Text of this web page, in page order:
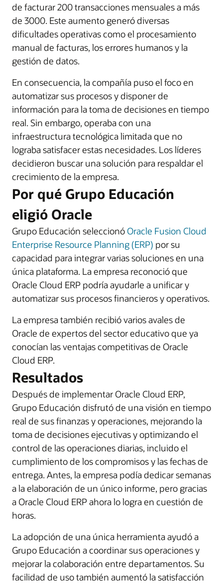
de facturar 200 transacciones mensuales a más
de 3000. Este aumento generó diversas
dificultades operativas como el procesamiento
manual de facturas, los errores humanos y la
gestión de datos.
En consecuencia, la compañía puso el foco en
automatizar sus procesos y disponer de
información para la toma de decisiones en tiempo
real. Sin embargo, operaba con una
infraestructura tecnológica limitada que no
lograba satisfacer estas necesidades. Los líderes
decidieron buscar una solución para respaldar el
crecimiento de la empresa.
Por qué Grupo Educación
eligió Oracle
Grupo Educación seleccionó Oracle Fusion Cloud
Enterprise Resource Planning (ERP) por su
capacidad para integrar varias soluciones en una
única plataforma. La empresa reconoció que
Oracle Cloud ERP podría ayudarle a unificar y
automatizar sus procesos financieros y operativos.
La empresa también recibió varios avales de
Oracle de expertos del sector educativo que ya
conocían las ventajas competitivas de Oracle
Cloud ERP.
Resultados
Después de implementar Oracle Cloud ERP,
Grupo Educación disfrutó de una visión en tiempo
real de sus finanzas y operaciones, mejorando la
toma de decisiones ejecutivas y optimizando el
control de las operaciones diarias, incluido el
cumplimiento de los compromisos y las fechas de
entrega. Antes, la empresa podía dedicar semanas
a la elaboración de un único informe, pero gracias
a Oracle Cloud ERP ahora lo logra en cuestión de
horas.
La adopción de una única herramienta ayudó a
Grupo Educación a coordinar sus operaciones y
mejorar la colaboración entre departamentos. Su
facilidad de uso también aumentó la satisfacción